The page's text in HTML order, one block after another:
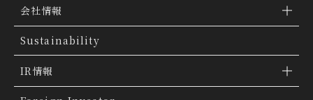
ブランド検索
ブランドトピックス
「ファッションの力を信じよう」
THE MOVIE
会社情報
TSI トピックス
会社概要
会社沿革
Sustainability
IR情報